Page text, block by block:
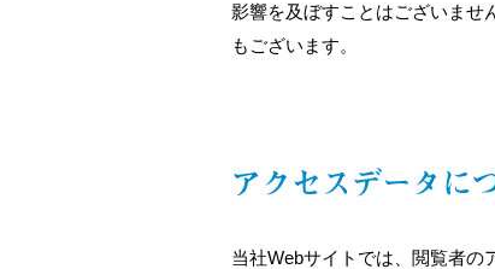
影響を及ぼすことはございませ
もございます。
アクセスデータに
当社Webサイトでは、閲覧者の